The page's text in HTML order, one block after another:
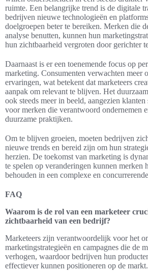
ruimte. Een belangrijke trend is de digitale
bedrijven nieuwe technologieën en
doelgroepen beter te bereiken. Merken die
analyse benutten, kunnen hun
hun zichtbaarheid vergroten door gerichter
Daarnaast is er een toenemende focus op
marketing. Consumenten verwachten meer
ervaringen, wat betekent dat marketeers
aanpak om relevant te blijven. Het
ook steeds meer in beeld, aangezien klanten
voor merken die verantwoord ondernemen
duurzame praktijken.
Om te blijven groeien, moeten bedrijven
nieuwe trends en bereid zijn om hun
herzien. De toekomst van marketing is
te spelen op veranderingen kunnen merken
behouden in een complexe en
FAQ
Waarom is de rol van een marketeer
zichtbaarheid van een bedrijf?
Marketeers zijn verantwoordelijk voor het
marketingstrategieën en campagnes die de
verhogen, waardoor bedrijven hun
effectiever kunnen positioneren op de markt.